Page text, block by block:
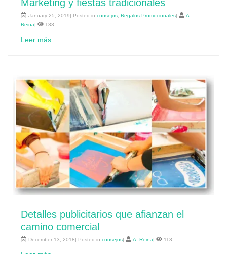
Marketing y fiestas tradicionales
January 25, 2019| Posted in consejos Regalos Promocionales|
A.
Reina| 133
Leer más
Detalles publicitarios que afianzan el
camino comercial
December 13, 2018| Posted in consejos| A. Reina| 113